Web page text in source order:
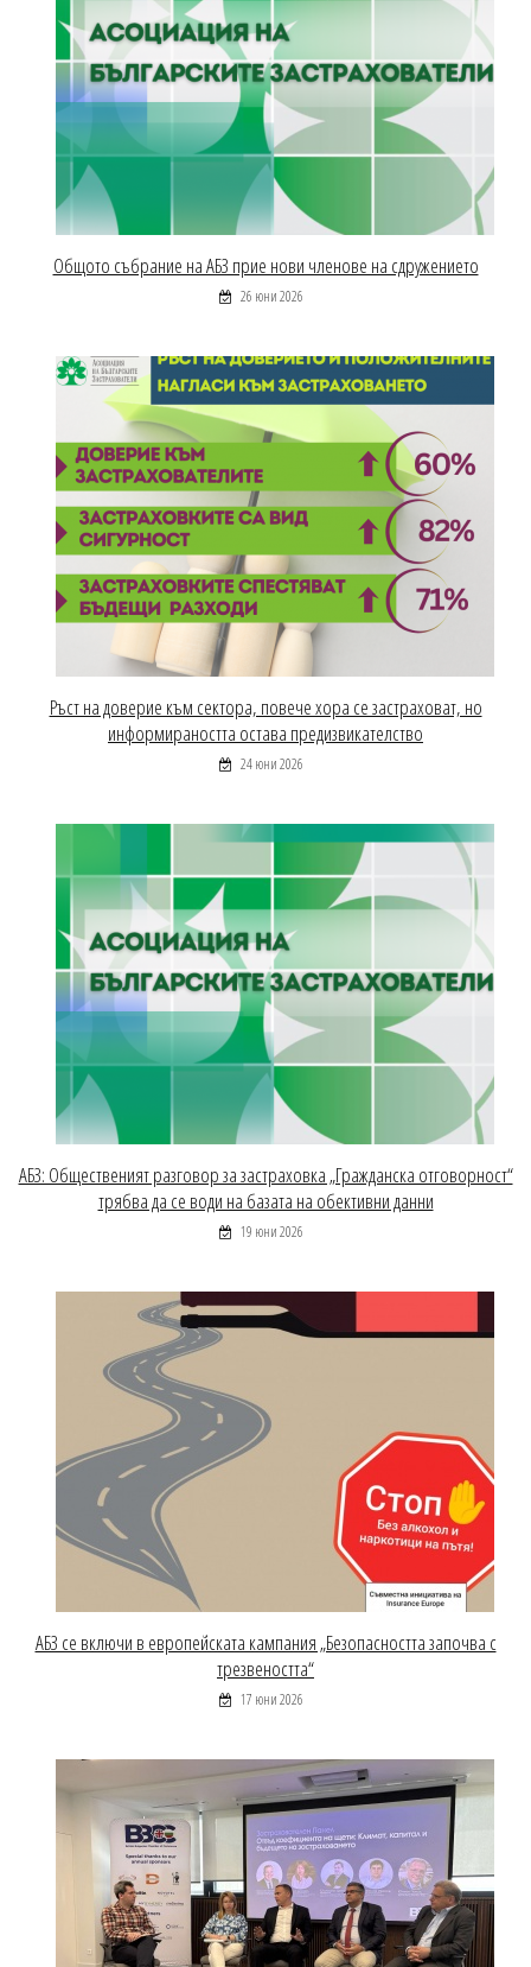
Общото събрание на АБЗ прие нови членове на сдружението
26 юни 2026
Ръст на доверие към сектора, повече хора се застраховат, но
информираността остава предизвикателство
24 юни 2026
АБЗ: Общественият разговор за застраховка „Гражданска отговорност“
трябва да се води на базата на обективни данни
19 юни 2026
АБЗ се включи в европейската кампания „Безопасността започва с
трезвеността“
17 юни 2026